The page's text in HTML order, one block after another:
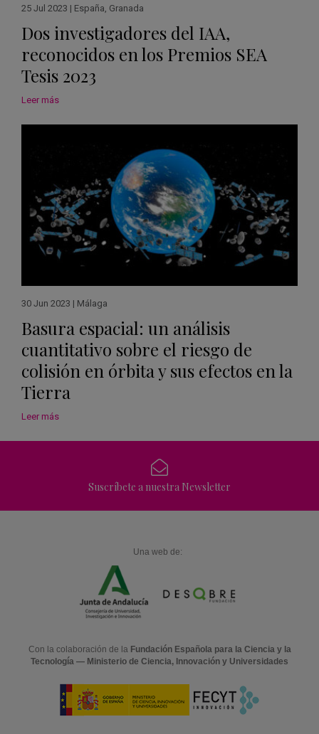
25 Jul 2023 | España, Granada
Dos investigadores del IAA,
reconocidos en los Premios SEA
Tesis 2023
Leer más
30 Jun 2023 | Málaga
Basura espacial: un análisis
cuantitativo sobre el riesgo de
colisión en órbita y sus efectos en la
Tierra
Leer más
Suscríbete a nuestra Newsletter
Una web de:
Con la colaboración de la Fundación Española para la Ciencia y la
Tecnología — Ministerio de Ciencia, Innovación y Universidades